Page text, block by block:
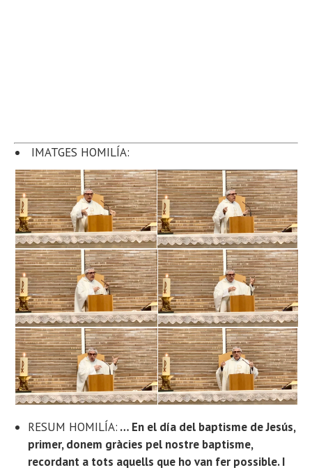
IMATGES HOMILÍA:
RESUM HOMILÍA: … En el día del baptisme de Jesús,
primer, donem gràcies pel nostre baptisme,
recordant a tots aquells que ho van fer possible. I